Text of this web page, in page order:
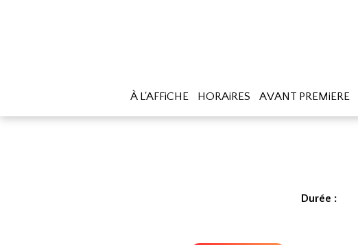
À L'AFFiCHE HORAiRES AVANT PREMiERE
Durée :